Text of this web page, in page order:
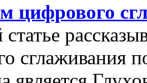
цифрового
сглаживания